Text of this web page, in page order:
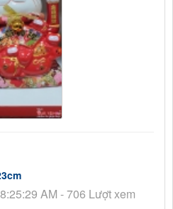
AM - 706 Lượt xem